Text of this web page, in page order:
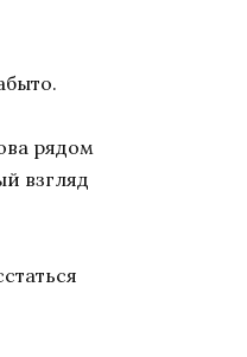
рядом
взгляд